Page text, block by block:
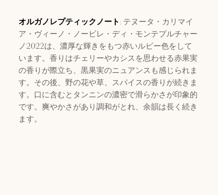
オルガノレプティックノート: テヌータ・カリマイ
ア・ヴィーノ・ノービレ・ディ・モンテプルチャー
ノ2022は、濃厚な輝きをもつ赤いルビー色をして
います。香りはチェリーやカシスを思わせる赤果実
の香りが際立ち、黒果実のニュアンスも感じられま
す。その後、野の花や草、スパイスの香りが続きま
す。口に含むとタンニンの濃密で滑らかさが印象的
です。爽やかさがあり調和がとれ、余韻は長く続き
ます。